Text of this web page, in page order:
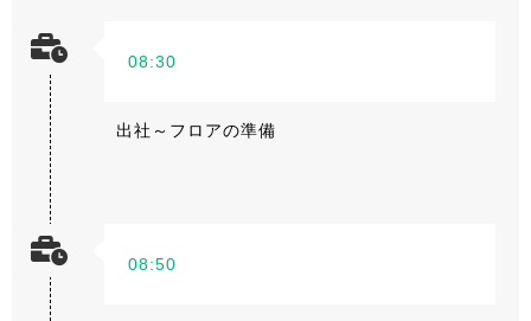
08:30
出社～フロアの準備
08:50